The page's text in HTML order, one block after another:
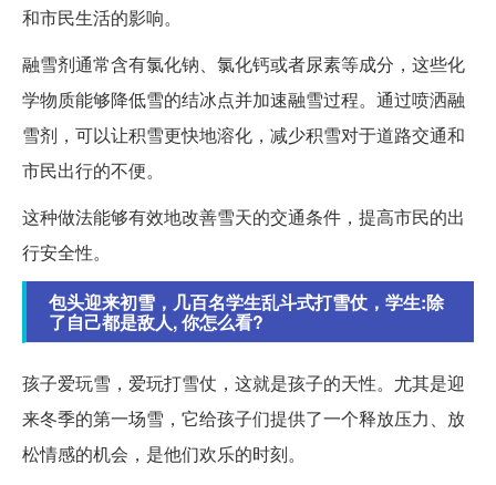
和市民生活的影响。
融雪剂通常含有氯化钠、氯化钙或者尿素等成分，这些化
学物质能够降低雪的结冰点并加速融雪过程。通过喷洒融
雪剂，可以让积雪更快地溶化，减少积雪对于道路交通和
市民出行的不便。
这种做法能够有效地改善雪天的交通条件，提高市民的出
行安全性。
包头迎来初雪，几百名学生乱斗式打雪仗，学生:除
了自己都是敌人, 你怎么看?
孩子爱玩雪，爱玩打雪仗，这就是孩子的天性。尤其是迎
来冬季的第一场雪，它给孩子们提供了一个释放压力、放
松情感的机会，是他们欢乐的时刻。